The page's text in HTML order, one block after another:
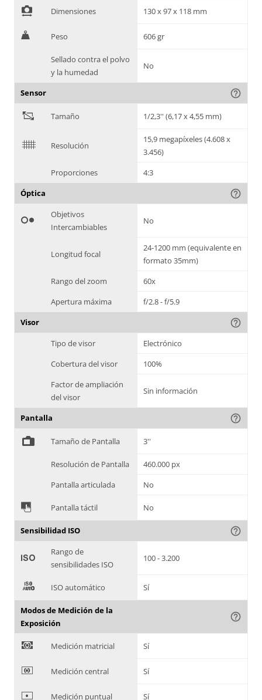
! Dimensiones 130 x 97 x 118 mm
H Peso 606 gr
Sellado contra el polvo
y la humedad
No
Sensor help_outline
" Tamaño 1/2,3'' (6,17 x 4,55 mm)
$ Resolución
15,9 megapíxeles (4.608 x
3.456)
Proporciones
4:3
Óptica
help_outline
hdr_weak
Objetivos
Intercambiables
No
Longitud focal
24-1200 mm (equivalente en
formato 35mm)
Rango del zoom
60x
Apertura máxima
f/2.8 - f/5.9
Visor
help_outline
Tipo de visor
Electrónico
Cobertura del visor
100%
Factor de ampliación
del visor
Sin información
Pantalla help_outline
% Tamaño de Pantalla 3''
Resolución de Pantalla
460.000 px
Pantalla articulada
No
& Pantalla táctil No
Sensibilidad ISO help_outline
'
Rango de
sensibilidades ISO
100 - 3.200
( ISO automático Sí
Modos de Medición de la
Exposición
help_outline
) Medición matricial Sí
* Medición central Sí
+ Medición puntual Sí